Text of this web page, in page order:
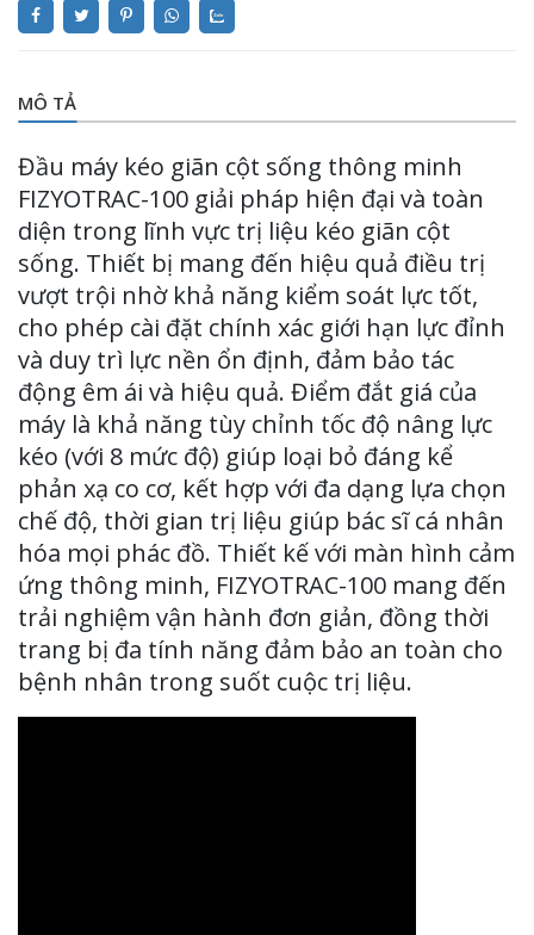
MÔ TẢ
Đầu máy kéo giãn cột sống thông minh
FIZYOTRAC-100 giải pháp hiện đại và toàn
diện trong lĩnh vực trị liệu kéo giãn cột
sống. Thiết bị mang đến hiệu quả điều trị
vượt trội nhờ khả năng kiểm soát lực tốt,
cho phép cài đặt chính xác giới hạn lực đỉnh
và duy trì lực nền ổn định, đảm bảo tác
động êm ái và hiệu quả. Điểm đắt giá của
máy là khả năng tùy chỉnh tốc độ nâng lực
kéo (với 8 mức độ) giúp loại bỏ đáng kể
phản xạ co cơ, kết hợp với đa dạng lựa chọn
chế độ, thời gian trị liệu giúp bác sĩ cá nhân
hóa mọi phác đồ. Thiết kế với màn hình cảm
ứng thông minh, FIZYOTRAC-100 mang đến
trải nghiệm vận hành đơn giản, đồng thời
trang bị đa tính năng đảm bảo an toàn cho
bệnh nhân trong suốt cuộc trị liệu.